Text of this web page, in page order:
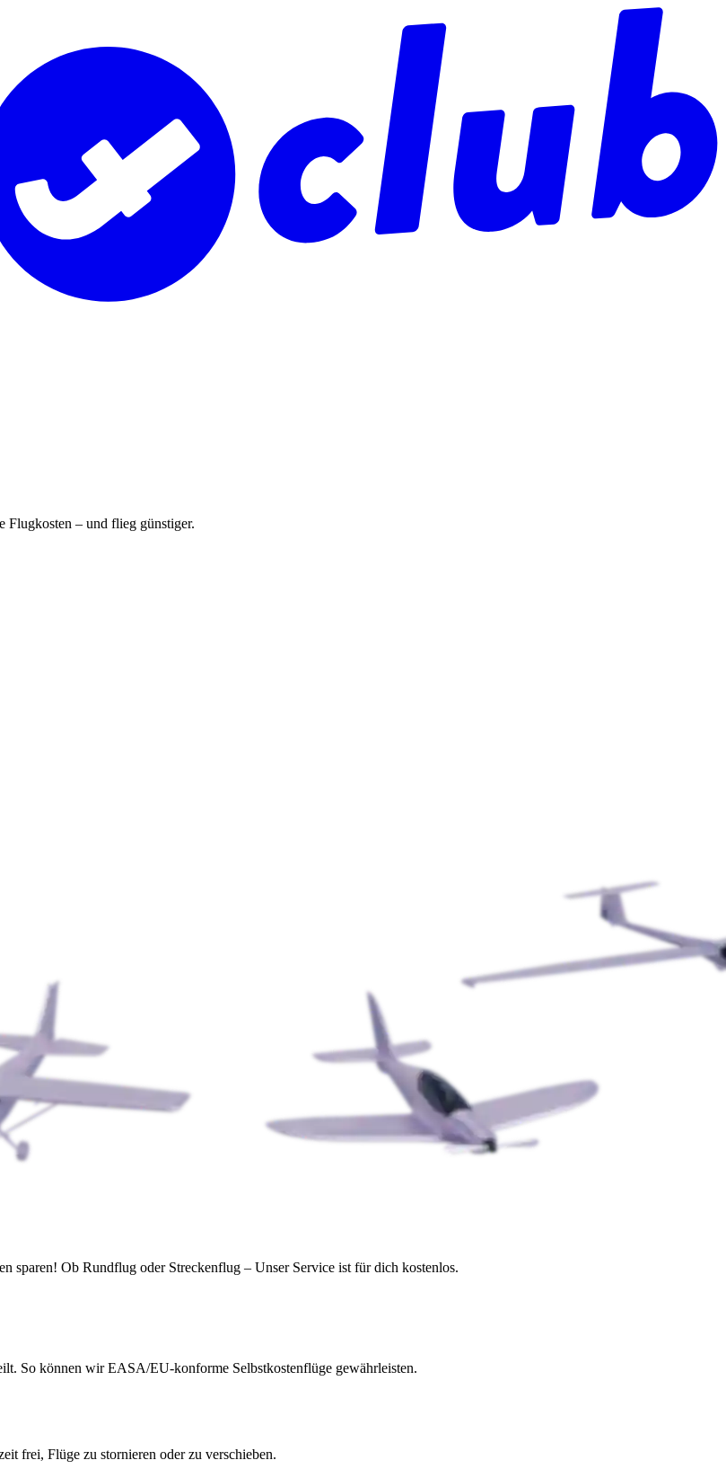
Flugkosten – und flieg günstiger.
sparen! Ob Rundflug oder Streckenflug – Unser Service ist für dich kostenlos.
So können wir EASA/EU-konforme Selbstkostenflüge gewährleisten.
frei, Flüge zu stornieren oder zu verschieben.